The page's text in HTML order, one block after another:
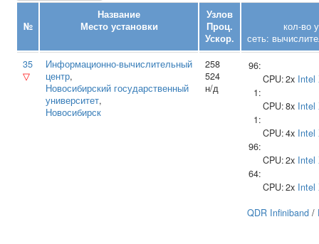
№
Название
Место установки
Узлов
Проц.
Ускор.
кол-во
сеть:
35
▽
Информационно‑вычислительный
центр,
Новосибирский государственный
университет,
Новосибирск
258
524
н/д
96:
CPU:2x Intel
1:
CPU:8x Intel
1:
CPU:4x Intel
96:
CPU:2x Intel
64:
CPU:2x Intel
QDR Infiniband /